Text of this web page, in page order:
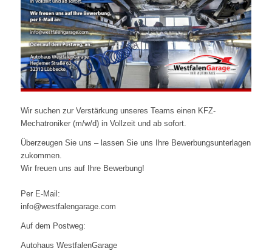
Wir suchen zur Verstärkung unseres Teams einen KFZ-
Mechatroniker (m/w/d) in Vollzeit und ab sofort.
Überzeugen Sie uns – lassen Sie uns Ihre Bewerbungsunterlagen
zukommen.
Wir freuen uns auf Ihre Bewerbung!
Per E-Mail:
info@westfalengarage.com
Auf dem Postweg:
Autohaus WestfalenGarage